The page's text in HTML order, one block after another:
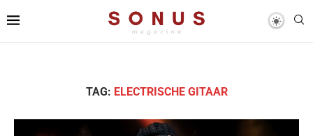
TAG: ELECTRISCHE GITAAR